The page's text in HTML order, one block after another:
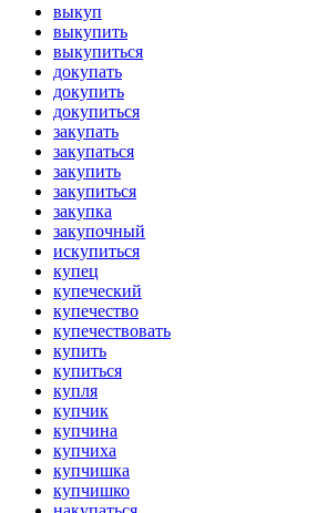
выкуп
выкупить
выкупиться
докупать
докупить
докупиться
закупать
закупаться
закупить
закупиться
закупка
закупочный
искупиться
купец
купеческий
купечество
купечествовать
купить
купиться
купля
купчик
купчина
купчиха
купчишка
купчишко